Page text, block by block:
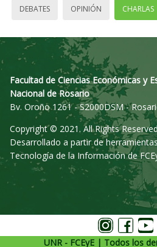
DEBATES OPINIÓN CHARLAS
Facultad de Ciencias Económicas y
Nacional de Rosario
Bv. Oroño 1261 - S2000DSM -
Copyright © 2021. All Rights
Desarrollado a partir de
Tecnología de la Información de
UNR - FCEyE | Todos los